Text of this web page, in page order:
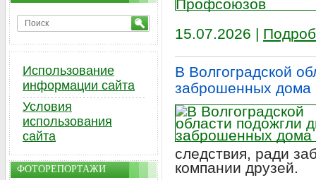
15.07.2026 |
В Волгоградской
заброшенных дома
следствия, ради
компании друзей.
Использование
информации сайта
Условия
использования
сайта
ФОТОРЕПОРТАЖИ